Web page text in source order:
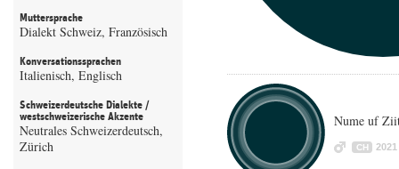
Muttersprache
Dialekt Schweiz, Französisch
Konversationssprachen
Italienisch, Englisch
Schweizerdeutsche Dialekte /
westschweizerische Akzente
Neutrales Schweizerdeutsch,
Zürich
Nume uf
CH 2021